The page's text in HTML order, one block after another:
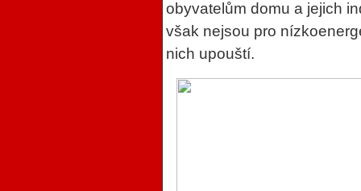
obyvatelům domu a jejich
však nejsou pro
nich upouští.